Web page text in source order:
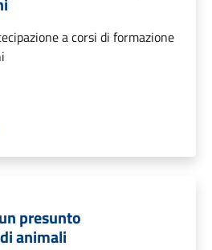
a corsi di formazione
presunto
animali